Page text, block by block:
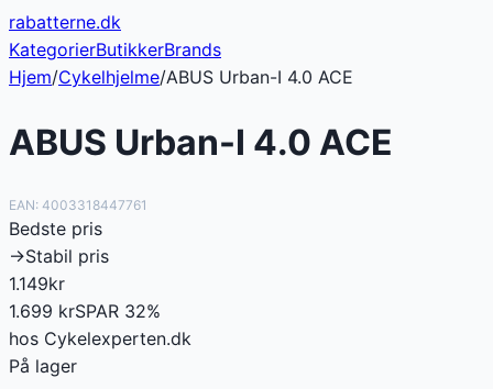
rabatterne.dk
KategorierButikkerBrands
Hjem/Cykelhjelme/ABUS Urban-I 4.0 ACE
ABUS Urban-I 4.0 ACE
EAN: 4003318447761
Bedste pris
→Stabil pris
1.149kr
1.699 krSPAR 32%
hos Cykelexperten.dk
På lager